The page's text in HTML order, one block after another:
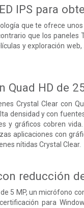
IPS para
que te ofrece
que los
y exploración
Quad HD de
Crystal Clear con
densidad y con
y gráficos cobren
aplicaciones con
nítidas Crystal Clear.
reducción
5 MP, un micrófono
para